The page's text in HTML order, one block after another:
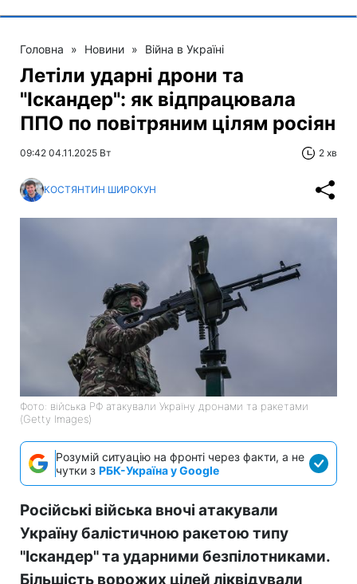
Головна » Новини » Війна в Україні
Летіли ударні дрони та
"Іскандер": як відпрацювала
ППО по повітряним цілям росіян
09:42 04.11.2025 Вт 2 хв
КОСТЯНТИН ШИРОКУН
Фото: війська РФ атакували Україну дронами та ракетами
(Getty Images)
Розумій ситуацію на фронті через факти, а не
чутки з РБК-Україна у Google
Російські війська вночі атакували
Україну балістичною ракетою типу
"Іскандер" та ударними безпілотниками.
Більшість ворожих цілей ліквідували